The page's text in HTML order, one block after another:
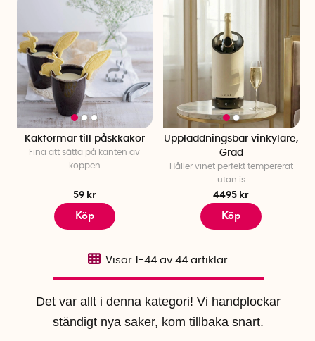
Kakformar till påskkakor
Fina att sätta på kanten av
koppen
59 kr
Köp
Uppladdningsbar vinkylare,
Grad
Håller vinet perfekt tempererat
utan is
4495 kr
Köp
Det var allt i denna kategori! Vi handplockar
ständigt nya saker, kom tillbaka snart.
Visar 1-44 av 44 artiklar